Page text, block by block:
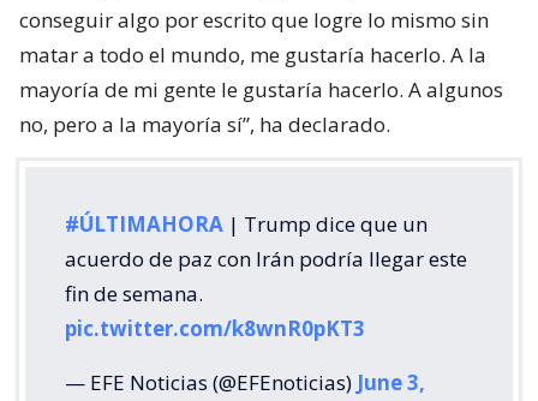
conseguir algo por escrito que logre lo mismo sin
matar a todo el mundo, me gustaría hacerlo. A la
mayoría de mi gente le gustaría hacerlo. A algunos
no, pero a la mayoría sí”, ha declarado.
#ÚLTIMAHORA | Trump dice que un
acuerdo de paz con Irán podría llegar este
fin de semana.
pic.twitter.com/k8wnR0pKT3
— EFE Noticias (@EFEnoticias) June 3,